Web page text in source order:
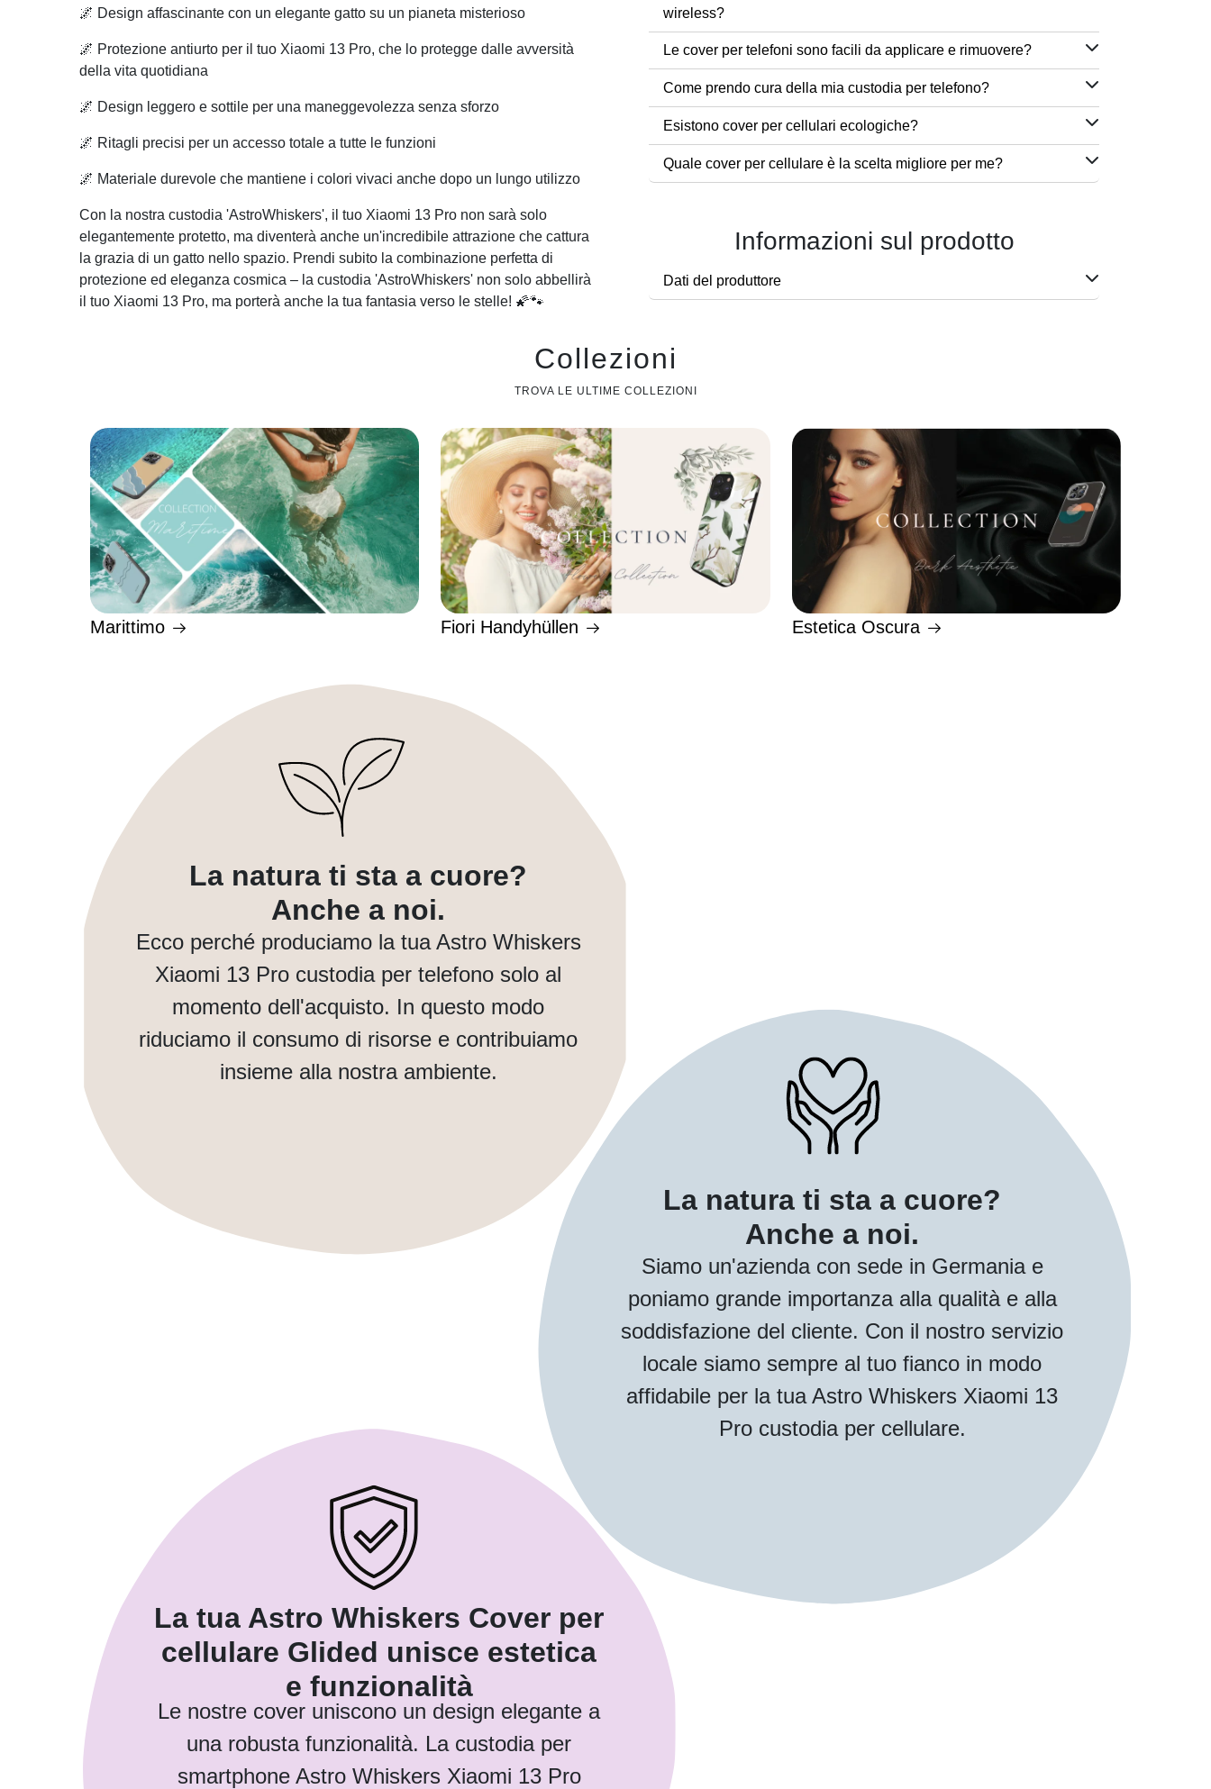
🌌 Design affascinante con un elegante gatto su un pianeta misterioso
🌌 Protezione antiurto per il tuo Xiaomi 13 Pro, che lo protegge dalle avversità
della vita quotidiana
🌌 Design leggero e sottile per una maneggevolezza senza sforzo
🌌 Ritagli precisi per un accesso totale a tutte le funzioni
🌌 Materiale durevole che mantiene i colori vivaci anche dopo un lungo utilizzo
Con la nostra custodia 'AstroWhiskers', il tuo Xiaomi 13 Pro non sarà solo
elegantemente protetto, ma diventerà anche un'incredibile attrazione che cattura
la grazia di un gatto nello spazio. Prendi subito la combinazione perfetta di
protezione ed eleganza cosmica – la custodia 'AstroWhiskers' non solo abbellirà
il tuo Xiaomi 13 Pro, ma porterà anche la tua fantasia verso le stelle! 🌠🐾
wireless?
Le cover per telefoni sono facili da applicare e rimuovere?
Come prendo cura della mia custodia per telefono?
Esistono cover per cellulari ecologiche?
Quale cover per cellulare è la scelta migliore per me?
Informazioni sul prodotto
Dati del produttore
Collezioni
TROVA LE ULTIME COLLEZIONI
Marittimo Fiori Handyhüllen Estetica Oscura
La natura ti sta a cuore?
Anche a noi.
Ecco perché produciamo la tua Astro Whiskers
Xiaomi 13 Pro custodia per telefono solo al
momento dell'acquisto. In questo modo
riduciamo il consumo di risorse e contribuiamo
insieme alla nostra ambiente.
La natura ti sta a cuore?
Anche a noi.
Siamo un'azienda con sede in Germania e
poniamo grande importanza alla qualità e alla
soddisfazione del cliente. Con il nostro servizio
locale siamo sempre al tuo fianco in modo
affidabile per la tua Astro Whiskers Xiaomi 13
Pro custodia per cellulare.
La tua Astro Whiskers Cover per
cellulare Glided unisce estetica
e funzionalità
Le nostre cover uniscono un design elegante a
una robusta funzionalità. La custodia per
smartphone Astro Whiskers Xiaomi 13 Pro